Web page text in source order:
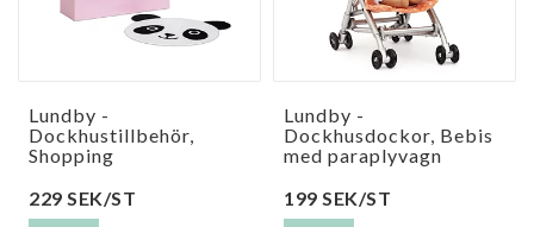
Lundby -
Dockhustillbehör,
Shopping
229 SEK/ST
Lundby -
Dockhusdockor, Bebis
med paraplyvagn
199 SEK/ST